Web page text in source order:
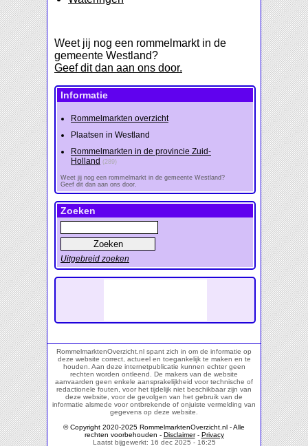
Weet jij nog een rommelmarkt in de
gemeente Westland?
Geef dit dan aan ons door.
Informatie
Rommelmarkten overzicht
Plaatsen in Westland
Rommelmarkten in de provincie Zuid-
Holland (289)
Weet jij nog een rommelmarkt in de gemeente Westland?
Geef dit dan aan ons door.
Zoeken
Uitgebreid zoeken
RommelmarktenOverzicht.nl spant zich in om de informatie op
deze website correct, actueel en toegankelijk te maken en te
houden. Aan deze internetpublicatie kunnen echter geen
rechten worden ontleend. De makers van de website
aanvaarden geen enkele aansprakelijkheid voor technische of
redactionele fouten, voor het tijdelijk niet beschikbaar zijn van
deze website, voor de gevolgen van het gebruik van de
informatie alsmede voor ontbrekende of onjuiste vermelding van
gegevens op deze website.
© Copyright 2020-2025 RommelmarktenOverzicht.nl - Alle
rechten voorbehouden - Disclaimer- Privacy
Laatst bijgewerkt: 16 dec 2025 - 16:25